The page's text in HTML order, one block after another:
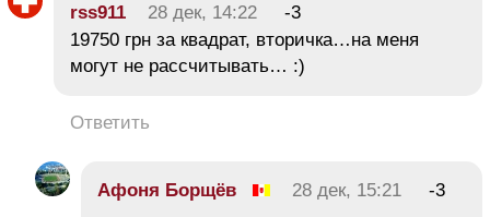
rss911 28 дек, 14:22
-3
19750 грн за квадрат, вторичка…на меня
могут не рассчитывать… :)
Ответить
Афоня Борщёв 28 дек, 15:21 -3